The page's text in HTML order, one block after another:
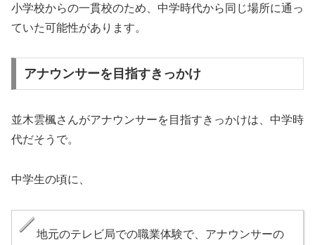
小学校からの一貫校のため、中学時代から同じ場所に通っ
ていた可能性があります。
アナウンサーを目指すきっかけ
並木雲楓さんがアナウンサーを目指すきっかけは、中学時
代だそうで。
中学生の頃に、
地元のテレビ局での職業体験で、アナウンサーの